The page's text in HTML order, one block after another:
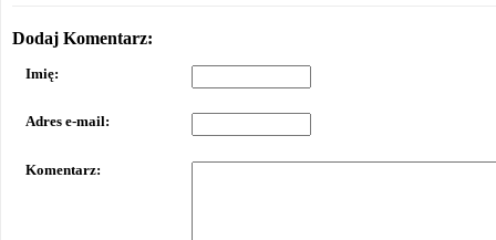
Dodaj Komentarz:
Imię:
Adres e-mail:
Komentarz: